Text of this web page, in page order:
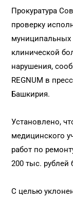
Прокуратура
проверку
муниципальных
клинической
нарушения,
REGNUM в
Башкирия.
Установлено,
медицинского
работ по
200 тыс. рублей
С целью